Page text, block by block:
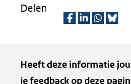
Delen
l
l
l
z
Kopie
Heeft deze informatie
je feedback op deze